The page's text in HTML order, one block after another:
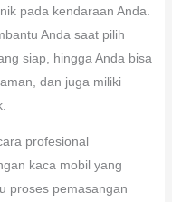
pada kendaraan Anda.
Anda saat pilih
siap, hingga Anda bisa
dan juga miliki
profesional
kaca mobil yang
proses pemasangan